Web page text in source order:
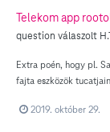
Telekom app
question válaszolt
Extra poén, hogy pl.
fajta eszközök
2019. október 29.